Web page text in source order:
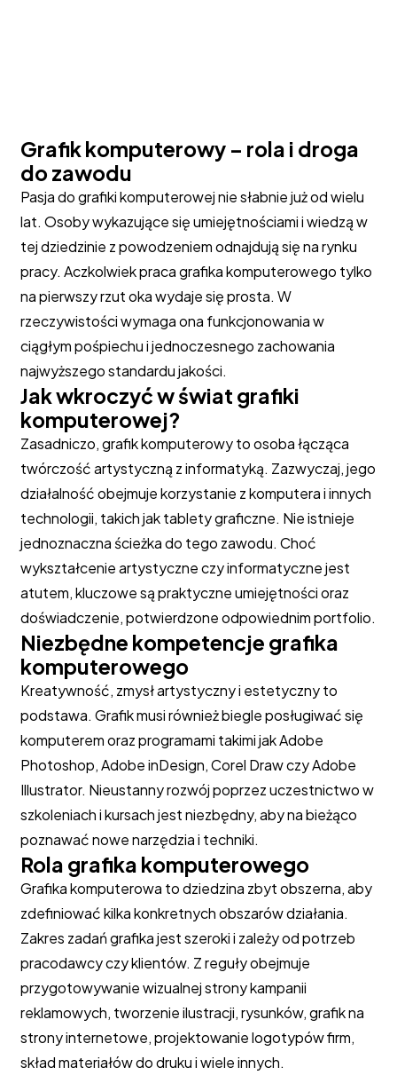
Grafik komputerowy – rola i droga
do zawodu
Pasja do grafiki komputerowej nie słabnie już od wielu
lat. Osoby wykazujące się umiejętnościami i wiedzą w
tej dziedzinie z powodzeniem odnajdują się na rynku
pracy. Aczkolwiek praca grafika komputerowego tylko
na pierwszy rzut oka wydaje się prosta. W
rzeczywistości wymaga ona funkcjonowania w
ciągłym pośpiechu i jednoczesnego zachowania
najwyższego standardu jakości.
Jak wkroczyć w świat grafiki
komputerowej?
Zasadniczo, grafik komputerowy to osoba łącząca
twórczość artystyczną z informatyką. Zazwyczaj, jego
działalność obejmuje korzystanie z komputera i innych
technologii, takich jak tablety graficzne. Nie istnieje
jednoznaczna ścieżka do tego zawodu. Choć
wykształcenie artystyczne czy informatyczne jest
atutem, kluczowe są praktyczne umiejętności oraz
doświadczenie, potwierdzone odpowiednim portfolio.
Niezbędne kompetencje grafika
komputerowego
Kreatywność, zmysł artystyczny i estetyczny to
podstawa. Grafik musi również biegle posługiwać się
komputerem oraz programami takimi jak Adobe
Photoshop, Adobe inDesign, Corel Draw czy Adobe
Illustrator. Nieustanny rozwój poprzez uczestnictwo w
szkoleniach i kursach jest niezbędny, aby na bieżąco
poznawać nowe narzędzia i techniki.
Rola grafika komputerowego
Grafika komputerowa to dziedzina zbyt obszerna, aby
zdefiniować kilka konkretnych obszarów działania.
Zakres zadań grafika jest szeroki i zależy od potrzeb
pracodawcy czy klientów. Z reguły obejmuje
przygotowywanie wizualnej strony kampanii
reklamowych, tworzenie ilustracji, rysunków, grafik na
strony internetowe, projektowanie logotypów firm,
skład materiałów do druku i wiele innych.